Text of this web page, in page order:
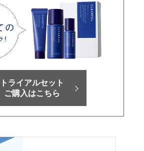
トライアルセット
ご購入はこちら